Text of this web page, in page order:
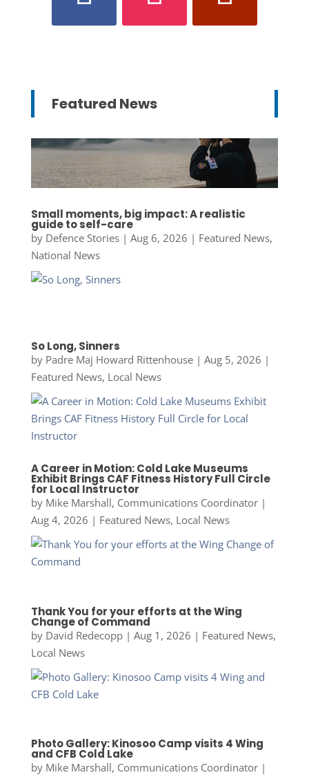
Featured News
Small moments, big impact: A realistic
guide to self-care
by Defence Stories| Aug 6, 2026 | Featured News,
National News
So Long, Sinners
by Padre Maj Howard Rittenhouse| Aug 5, 2026 |
Featured News, Local News
A Career in Motion: Cold Lake Museums
Exhibit Brings CAF Fitness History Full Circle
for Local Instructor
by Mike Marshall, Communications Coordinator|
Aug 4, 2026 | Featured News, Local News
Thank You for your efforts at the Wing
Change of Command
by David Redecopp| Aug 1, 2026 | Featured News,
Local News
Photo Gallery: Kinosoo Camp visits 4 Wing
and CFB Cold Lake
by Mike Marshall, Communications Coordinator|